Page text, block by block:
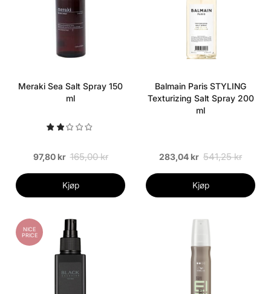
Meraki Sea Salt Spray 150
ml
97,80 kr 165,00 kr
Kjøp
Balmain Paris STYLING
Texturizing Salt Spray 200
ml
283,04 kr 541,25 kr
Kjøp
NICE
PRICE